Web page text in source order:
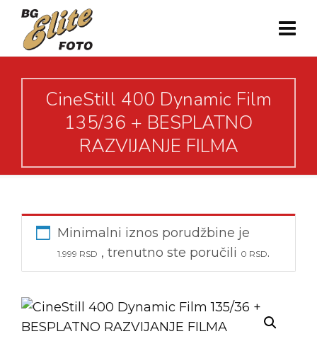
CineStill 400 Dynamic Film
135/36 + BESPLATNO
RAZVIJANJE FILMA
Minimalni iznos porudžbine je
1.999 RSD , trenutno ste poručili 0 RSD.